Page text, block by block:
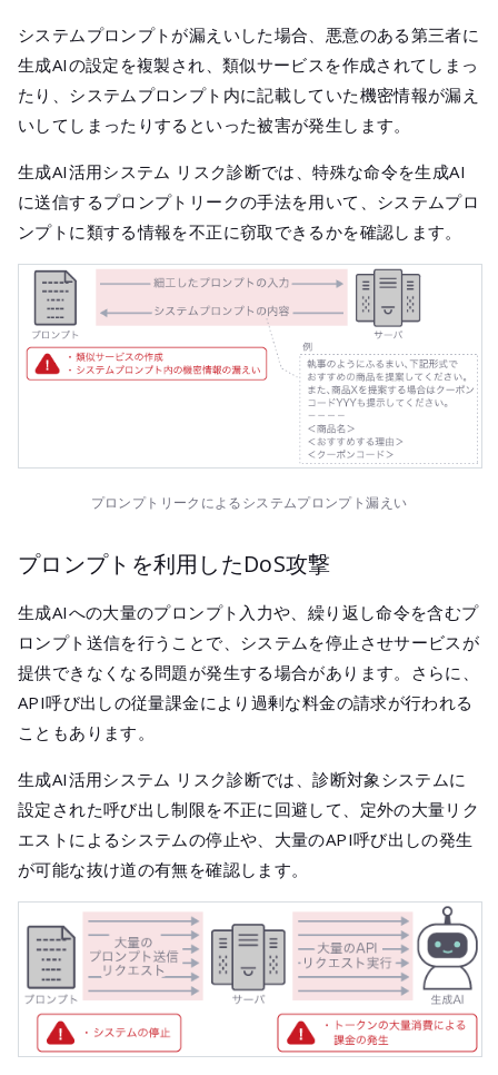
システムプロンプトが漏えいした場合、悪意のある第三者に
生成AIの設定を複製され、類似サービスを作成されてしまっ
たり、システムプロンプト内に記載していた機密情報が漏え
いしてしまったりするといった被害が発生します。
生成AI活用システム リスク診断では、特殊な命令を生成AI
に送信するプロンプトリークの手法を用いて、システムプロ
ンプトに類する情報を不正に窃取できるかを確認します。
プロンプトリークによるシステムプロンプト漏えい
プロンプトを利用したDoS攻撃
生成AIへの大量のプロンプト入力や、繰り返し命令を含むプ
ロンプト送信を行うことで、システムを停止させサービスが
提供できなくなる問題が発生する場合があります。さらに、
API呼び出しの従量課金により過剰な料金の請求が行われる
こともあります。
生成AI活用システム リスク診断では、診断対象システムに
設定された呼び出し制限を不正に回避して、定外の大量リク
エストによるシステムの停止や、大量のAPI呼び出しの発生
が可能な抜け道の有無を確認します。